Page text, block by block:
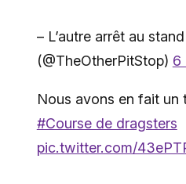
– L’autre arrêt au stand
(@TheOtherPitStop) 6
Nous avons en fait un
#Course de dragsters
pic.twitter.com/